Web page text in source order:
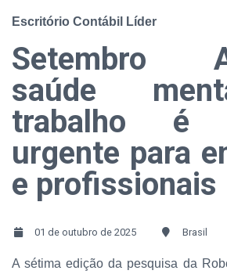
Escritório Contábil Líder
Setembro
saúde
trabalho é
urgente para
e profissionais
01 de outubro de 2025 Brasil
A sétima edição da pesquisa da